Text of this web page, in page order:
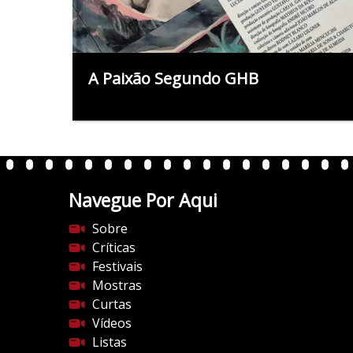
A Paixão Segundo GHB
Navegue Por Aqui
Sobre
Críticas
Festivais
Mostras
Curtas
Vídeos
Listas